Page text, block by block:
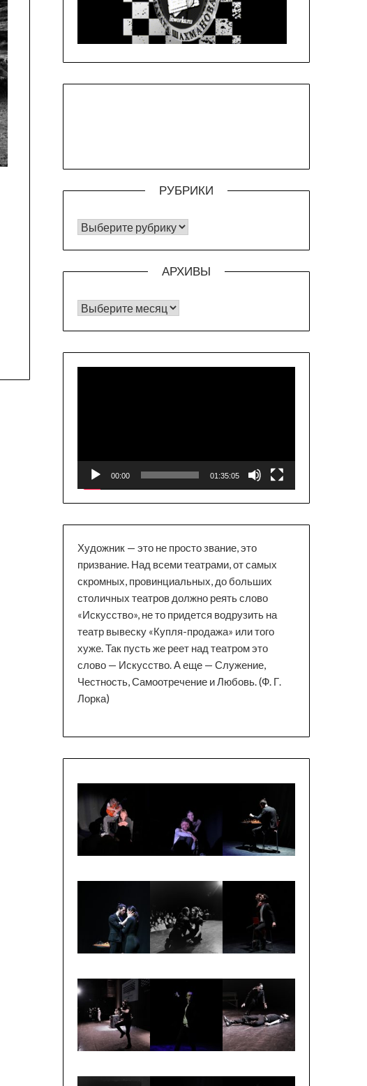
РУБРИКИ
РУБРИКИ
АРХИВЫ
Архивы
00:00 01:35:05
Художник — это не просто звание, это
призвание. Над всеми театрами, от самых
скромных, провинциальных, до больших
столичных театров должно реять слово
«Искусство», не то придется водрузить на
театр вывеску «Купля-продажа» или того
хуже. Так пусть же реет над театром это
слово — Искусство. А еще — Служение,
Честность, Самоотречение и Любовь. (Ф. Г.
Лорка)